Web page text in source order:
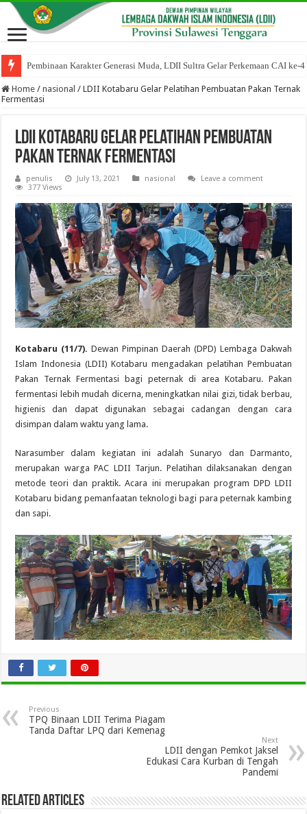
Pembinaan Karakter Generasi Muda, LDII Sultra Gelar Perkemaan CAI ke-
Home / nasional / LDII Kotabaru Gelar Pelatihan Pembuatan Pakan Ternak
Fermentasi
LDII Kotabaru Gelar Pelatihan Pembuatan
Pakan Ternak Fermentasi
penulis July 13, 2021 nasional
Leave a comment
377 Views
Kotabaru (11/7). Dewan Pimpinan Daerah (DPD) Lembaga Dakwah
Islam Indonesia (LDII) Kotabaru mengadakan pelatihan Pembuatan
Pakan Ternak Fermentasi bagi peternak di area Kotabaru. Pakan
fermentasi lebih mudah dicerna, meningkatkan nilai gizi, tidak berbau,
higienis dan dapat digunakan sebagai cadangan dengan cara
disimpan dalam waktu yang lama.
Narasumber dalam kegiatan ini adalah Sunaryo dan Darmanto,
merupakan warga PAC LDII Tarjun. Pelatihan dilaksanakan dengan
metode teori dan praktik. Acara ini merupakan program DPD LDII
Kotabaru bidang pemanfaatan teknologi bagi para peternak kambing
dan sapi.
Previous
TPQ Binaan LDII Terima Piagam
Tanda Daftar LPQ dari Kemenag
Next
LDII dengan Pemkot Jaksel
Edukasi Cara Kurban di Tengah
Pandemi
Related Articles